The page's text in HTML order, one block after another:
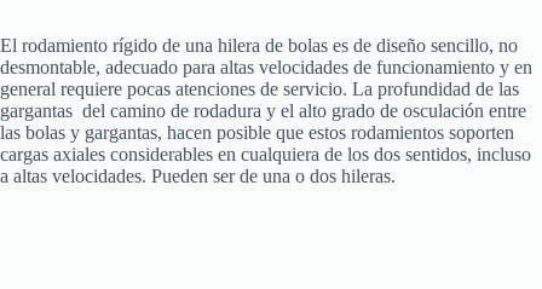
El rodamiento rígido de una hilera de bolas es de diseño sencillo, no
desmontable, adecuado para altas velocidades de funcionamiento y en
general requiere pocas atenciones de servicio. La profundidad de las
gargantas del camino de rodadura y el alto grado de osculación entre
las bolas y gargantas, hacen posible que estos rodamientos soporten
cargas axiales considerables en cualquiera de los dos sentidos, incluso
a altas velocidades. Pueden ser de una o dos hileras.